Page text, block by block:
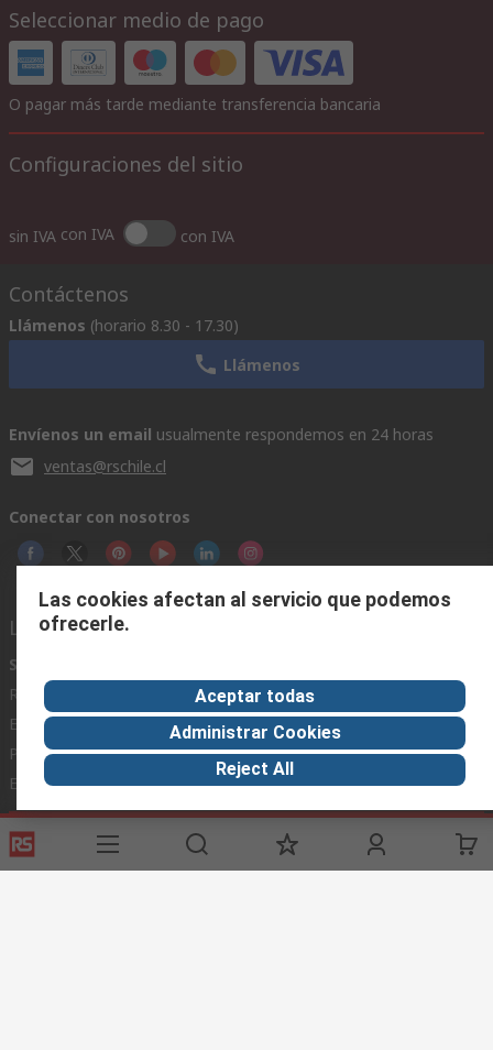
Seleccionar medio de pago
O pagar más tarde mediante transferencia bancaria
Configuraciones del sitio
sin IVA con IVA con IVA
Contáctenos
Llámenos (horario 8.30 - 17.30)
Llámenos
Envíenos un email usualmente respondemos en 24 horas
ventas@rschile.cl
Conectar con nosotros
Links de ayuda
Servicios
Registrarse
Entrega
Pago
Exportar
Acerca de RS
En el mundo
Grupo corporativo
ESG
Zona Industria
Fabricación
Términos del sitio Condiciones de venta
Política de
privacidad
Las cookies afectan al servicio que podemos
ofrecerle.
Aceptar todas
Administrar Cookies
Reject All